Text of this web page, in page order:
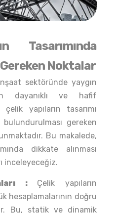
Tasarımında
Noktalar
sektöründe yaygın
dayanıklı ve hafif
yapıların tasarımı
gereken
Bu makalede,
dikkate alınması
inceleyeceğiz.
: Çelik yapıların
hesaplamalarının doğru
Bu, statik ve dinamik